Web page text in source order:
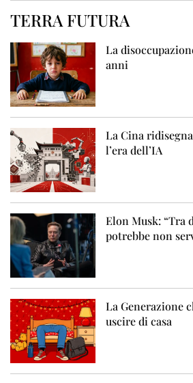
TERRA FUTURA
La
anni
La Cina
l’era dell’IA
Elon Musk: “Tra
potrebbe non
La Generazione
uscire di casa